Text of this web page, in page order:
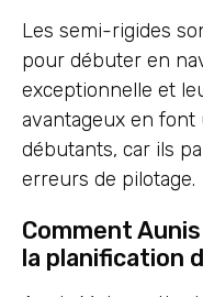
Les semi-rigides
pour débuter en
exceptionnelle et
avantageux en
débutants, car ils
erreurs de pilotage.
Comment
la planification